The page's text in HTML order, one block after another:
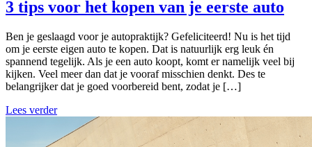
3 tips voor het kopen van je eerste auto
Ben je geslaagd voor je autopraktijk? Gefeliciteerd! Nu is het tijd
om je eerste eigen auto te kopen. Dat is natuurlijk erg leuk én
spannend tegelijk. Als je een auto koopt, komt er namelijk veel bij
kijken. Veel meer dan dat je vooraf misschien denkt. Des te
belangrijker dat je goed voorbereid bent, zodat je […]
Lees verder